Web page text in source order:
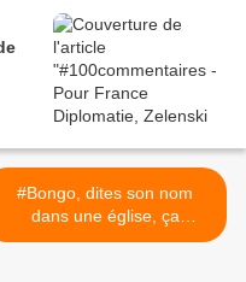
#Bongo, dites son nom
dans une église, ça
déclenche un pugilat ! >